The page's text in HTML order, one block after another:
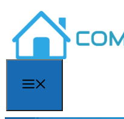
contenido